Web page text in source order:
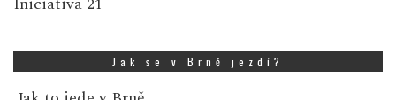
Jak se v Brně jezdí?